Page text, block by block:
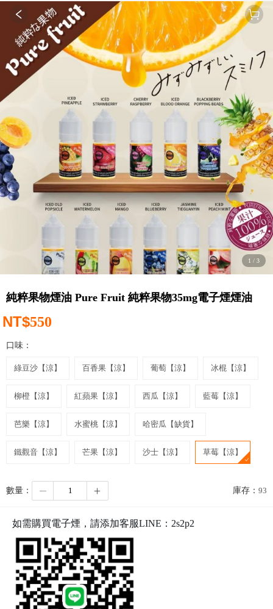
1 / 3
純粹果物煙油 Pure Fruit 純粹果物35mg電子煙煙油
NT$550
口味：
綠豆沙【涼】 百香果【涼】 葡萄【涼】 冰棍【涼】
柳橙【涼】 紅蘋果【涼】 西瓜【涼】 藍莓【涼】
芭樂【涼】 水蜜桃【涼】 哈密瓜【缺貨】
鐵觀音【涼】 芒果【涼】 沙士【涼】 草莓【涼】
數量： 庫存： 93
如需購買電子煙，請添加客服LINE： 2s2p2